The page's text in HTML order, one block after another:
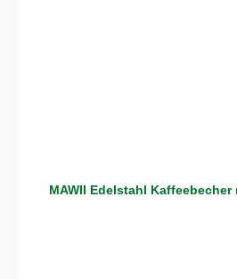
MAWII Edelstahl Kaffeebecher